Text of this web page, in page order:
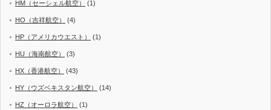
HM（セーシェル航空） (1)
HO（吉祥航空） (4)
HP（アメリカウエスト） (1)
HU（海南航空） (3)
HX（香港航空） (43)
HY（ウズベキスタン航空） (14)
HZ（オーロラ航空） (1)